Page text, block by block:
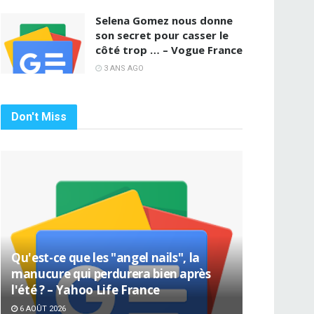
Selena Gomez nous donne
son secret pour casser le
côté trop … – Vogue France
3 ANS AGO
Don't Miss
Qu'est-ce que les "angel nails", la
manucure qui perdurera bien après
l'été ? – Yahoo Life France
6 AOÛT 2026